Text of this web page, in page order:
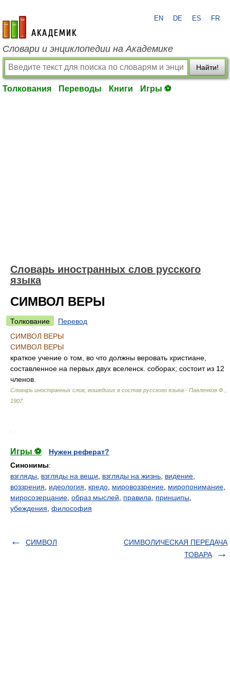
academic.ru
EN DE ES FR
Словари и энциклопедии на Академике
Найти!
Толкования Переводы Книги Игры ⚽
Словарь иностранных слов русского
языка
СИМВОЛ ВЕРЫ
Толкование
Перевод
СИМВОЛ ВЕРЫ
СИМВОЛ ВЕРЫ
краткое учение о том, во что должны веровать христиане,
составленное на первых двух вселенск. соборах; состоит из 12
членов.
Словарь иностранных слов, вошедших в состав русского языка.- Павленков Ф.
1907.
Игры ⚽
Нужен реферат?
Синонимы:
взгляды
взгляды на вещи взгляды на жизнь видение
воззрения
идеология кредо мировоззрение миропонимание
миросозерцание образ мыслей правила принципы
убеждения философия
СИМВОЛ
СИМВОЛИЧЕСКАЯ ПЕРЕДАЧА
ТОВАРА